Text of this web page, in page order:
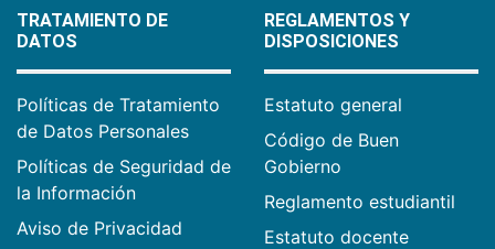
TRATAMIENTO DE
DATOS
Políticas de Tratamiento
de Datos Personales
Políticas de Seguridad de
la Información
Aviso de Privacidad
REGLAMENTOS Y
DISPOSICIONES
Estatuto general
Código de Buen
Gobierno
Reglamento estudiantil
Estatuto docente